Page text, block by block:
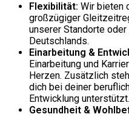
Flexibilität: Wir bieten
großzügiger
unserer Standorte
Deutschlands.
Einarbeitung &
Einarbeitung und
Herzen. Zusätzlich
dich bei deiner
Entwicklung unterstützt.
Gesundheit &